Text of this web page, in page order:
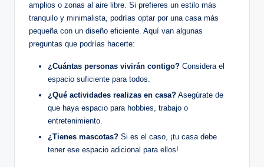
amplios o zonas al aire libre. Si prefieres un estilo más
tranquilo y minimalista, podrías optar por una casa más
pequeña con un diseño eficiente. Aquí van algunas
preguntas que podrías hacerte:
¿Cuántas personas vivirán contigo? Considera el
espacio suficiente para todos.
¿Qué actividades realizas en casa? Asegúrate de
que haya espacio para hobbies, trabajo o
entretenimiento.
¿Tienes mascotas? Si es el caso, ¡tu casa debe
tener ese espacio adicional para ellos!